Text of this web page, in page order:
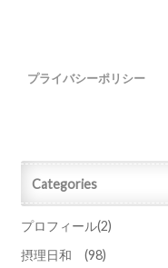
プライバシーポリシー
Categories
プロフィール(2)
摂理日和 (98)